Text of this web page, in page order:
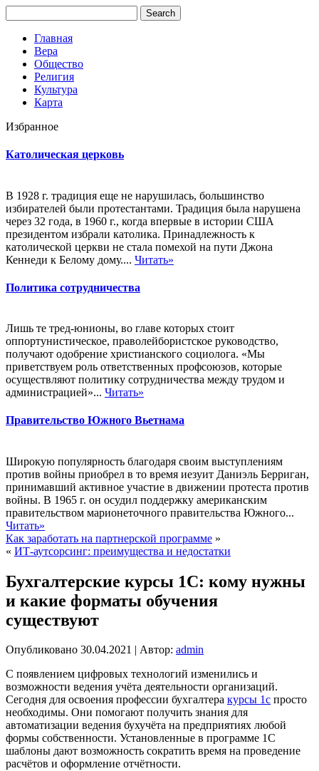
Главная
Вера
Общество
Религия
Культура
Карта
Избранное
Католическая церковь
В 1928 г. традиция еще не нарушилась, большинство
избирателей были протестантами. Традиция была нарушена
через 32 года, в 1960 г., когда впервые в истории США
президентом избрали католика. Принадлежность к
католической церкви не стала помехой на пути Джона
Кеннеди к Белому дому.... Читать»
Политика сотрудничества
Лишь те тред-юнионы, во главе которых стоит
оппортунистическое, праволейбористское руководство,
получают одобрение христианского социолога. «Мы
приветствуем роль ответственных профсоюзов, которые
осуществляют политику сотрудничества между трудом и
администрацией»... Читать»
Правительство Южного Вьетнама
Широкую популярность благодаря своим выступлениям
против войны приобрел в то время иезуит Даниэль Берриган,
принимавший активное участие в движении протеста против
войны. В 1965 г. он осудил поддержку американским
правительством марионеточного правительства Южного...
Читать»
Как заработать на партнерской программе »
« ИТ-аутсорсинг: преимущества и недостатки
Бухгалтерские курсы 1С: кому нужны
и какие форматы обучения
существуют
Опубликовано 30.04.2021 | Автор: admin
С появлением цифровых технологий изменились и
возможности ведения учёта деятельности организаций.
Сегодня для освоения профессии бухгалтера курсы 1с просто
необходимы. Они помогают получить знания для
автоматизации ведения бухучёта на предприятиях любой
формы собственности. Установленные в программе 1С
шаблоны дают возможность сократить время на проведение
расчётов и оформление отчётности.